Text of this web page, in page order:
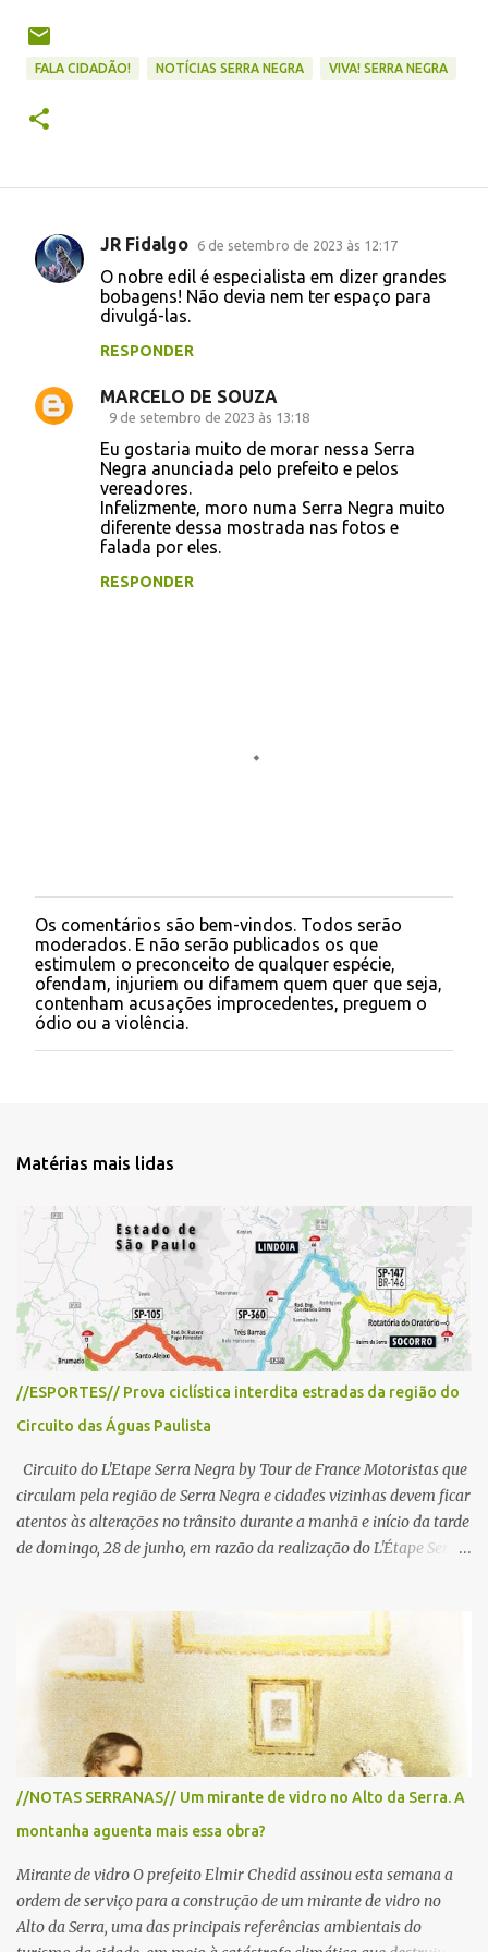
FALA CIDADÃO! NOTÍCIAS SERRA NEGRA VIVA! SERRA NEGRA
C
t
JR Fidalgo 6 de setembro de 2023 às 12:17
O nobre edil é especialista em dizer grandes
bobagens! Não devia nem ter espaço para
divulgá-las.
RESPONDER
MARCELO DE SOUZA
9 de setembro de 2023 às 13:18
Eu gostaria muito de morar nessa Serra
Negra anunciada pelo prefeito e pelos
vereadores.
Infelizmente, moro numa Serra Negra muito
diferente dessa mostrada nas fotos e
falada por eles.
RESPONDER
P
o
s
t
a
r
u
n
i
o
Os comentários são bem-vindos. Todos serão
moderados. E não serão publicados os que
estimulem o preconceito de qualquer espécie,
ofendam, injuriem ou difamem quem quer que seja,
contenham acusações improcedentes, preguem o
ódio ou a violência.
Matérias mais lidas
//ESPORTES// Prova ciclística interdita estradas da região do
Circuito das Águas Paulista
Circuito do L'Etape Serra Negra by Tour de France Motoristas que
circulam pela região de Serra Negra e cidades vizinhas devem ficar
atentos às alterações no trânsito durante a manhã e início da tarde
de domingo, 28 de junho, em razão da realização do L'Étape Serra
reunirá atletas de diferentes regiões do país e terá percursos
passando pelos municípios de Serra Negra, Amparo, Monte Alegre
do Sul, Lindoia e Socorro. Para garantir a segurança dos
participantes e do público, diversos trechos de rodovias e estradas
da região serão interditados temporariamente ao longo da prova.
A largada será na Rua Coronel Pedro Penteado, em Serra Negra,
para cerca de 2.000 ciclistas, às 6h30. De acordo com o
cronograma da organização e de todas as prefeituras envolvidas,
as interdições ocorrerão de forma programada e os trechos serão
//NOTAS SERRANAS// Um mirante de vidro no Alto da Serra. A
montanha aguenta mais essa obra?
Mirante de vidro O prefeito Elmir Chedid assinou esta semana a
ordem de serviço para a construção de um mirante de vidro no
Alto da Serra, uma das principais referências ambientais do